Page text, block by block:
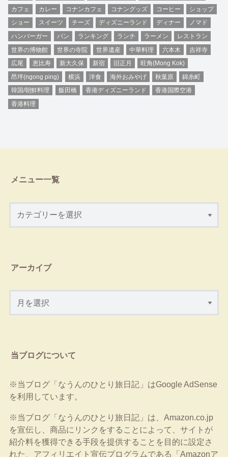
カフェ
カレー コナンカフェ コナングッズ コーヒー
ショップ
ショー
スイーツ チーズ ディズニーランド ディナー
ノマド
ハンバーガー
パン ランキング ランチ ラーメン
レストラン
世界の博物館
世界の寺院 世界遺産 中華料理 六本木
吉祥寺
広尾
恵比寿 新大久保 新宿 旧正月
旺角(Mong Kok)
昂坪(ngong ping)
横浜 洋食 海外おみやげ 秋葉原
錦糸町
韓国/朝鮮料理
飯田橋 香港ディズニーランド
香港国際空港
香港料理
メニュー一覧
アーカイブ
当ブログについて
※当ブログ「なうんのひとり旅日記」はGoogle AdSense
を利用しています。
※当ブログ「なうんのひとり旅日記」は、Amazon.co.jp
を宣伝し、商品にリンクをすることによって、サイトが
紹介料を獲得できる手段を提供することを目的に設定さ
れた、アフィリエイト宣伝プログラムである「Amazonア